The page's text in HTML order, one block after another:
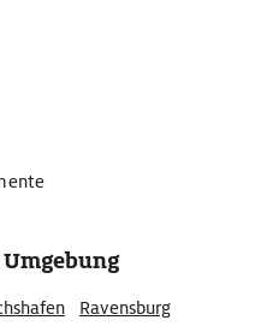
Ravensburg